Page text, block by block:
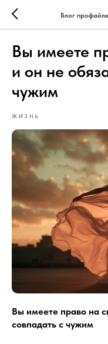
Блог
Вы имеете
и он не
чужим
ЖИЗНЬ
Вы имеете право на
совпадать с чужим